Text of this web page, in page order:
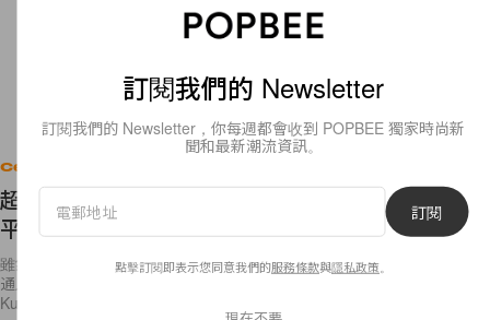
Celebrities
超模 Karlie Kloss 貼出南非度蜜月照片，笑容證明
平淡是最美的愛情！
雖然是年度最高收入模特第二位，但 Karlie Kloss 的生活卻過得樸實如普
通人，連早前的戶外婚禮也非常低調自然。近日她與丈夫 Joshua
Kushner 各自在 Instagram
訂閱我們的 Newsletter
訂閱我們的 Newsletter，你每週都會收到 POPBEE 獨家時尚新
聞和最新潮流資訊。
訂閱
點擊訂閱即表示您同意我們的服務條款與隱私政策